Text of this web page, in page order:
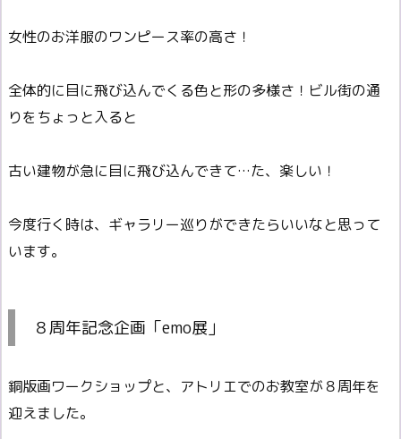
女性のお洋服のワンピース率の高さ！
全体的に目に飛び込んでくる色と形の多様さ！ビル街の通
りをちょっと入ると
古い建物が急に目に飛び込んできて…た、楽しい！
今度行く時は、ギャラリー巡りができたらいいなと思って
います。
８周年記念企画「emo展」
銅版画ワークショップと、アトリエでのお教室が８周年を
迎えました。